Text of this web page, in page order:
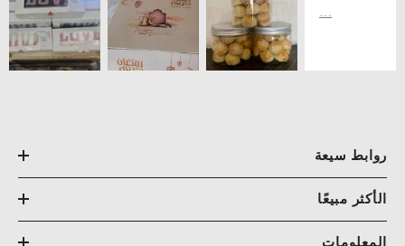
روابط سيعة
الأكثر مبيعًا
المعلومات